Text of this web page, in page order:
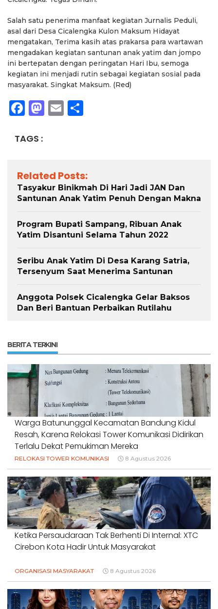
Salah satu penerima manfaat kegiatan Jurnalis Peduli,
asal dari Desa Cicalengka Kulon Maksum Hidayat
mengatakan, Terima kasih atas prakarsa para wartawan
mengadakan kegiatan santunan anak yatim dan jompo
ini bertepatan dengan peringatan Hari Ibu, semoga
kegiatan ini menjadi rutin sebagai kegiatan sosial pada
masyarakat. Singkat Maksum. (Red)
Facebook
Mastodon
Email
TAGS :
Related Posts:
Tasyakur Binikmah Di Hari Jadi JAN Dan
Santunan Anak Yatim Penuh Dengan Makna
Program Bupati Sampang, Ribuan Anak
Yatim Disantuni Selama Tahun 2022
Seribu Anak Yatim Di Desa Karang Satria,
Tersenyum Saat Menerima Santunan
Anggota Polsek Cicalengka Gelar Baksos
Dan Beri Bantuan Perbaikan Rutilahu
BERITA TERKINI
Warga Batununggal Kecamatan Bandung Kidul
Resah, Karena Relokasi Tower Komunikasi Didirikan
Terlalu Dekat Pemukiman Mereka
RELOKASI TOWER KOMUNIKASI 8 Agustus 2026
Ketika Persaudaraan Tak Berhenti Di Internal: XTC
Cirebon Kota Hadir Untuk Masyarakat
ORGANISASI MASYARAKAT 8 Agustus 2026